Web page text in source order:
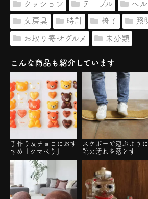
クッション テーブル ヘ
文房具 時計 椅子 照
お取り寄せグルメ 未分類
こんな商品も紹介しています
手作り友チョコにおす
すめ「クマぺり」
スケボーで遊ぶように
靴の汚れを落とす